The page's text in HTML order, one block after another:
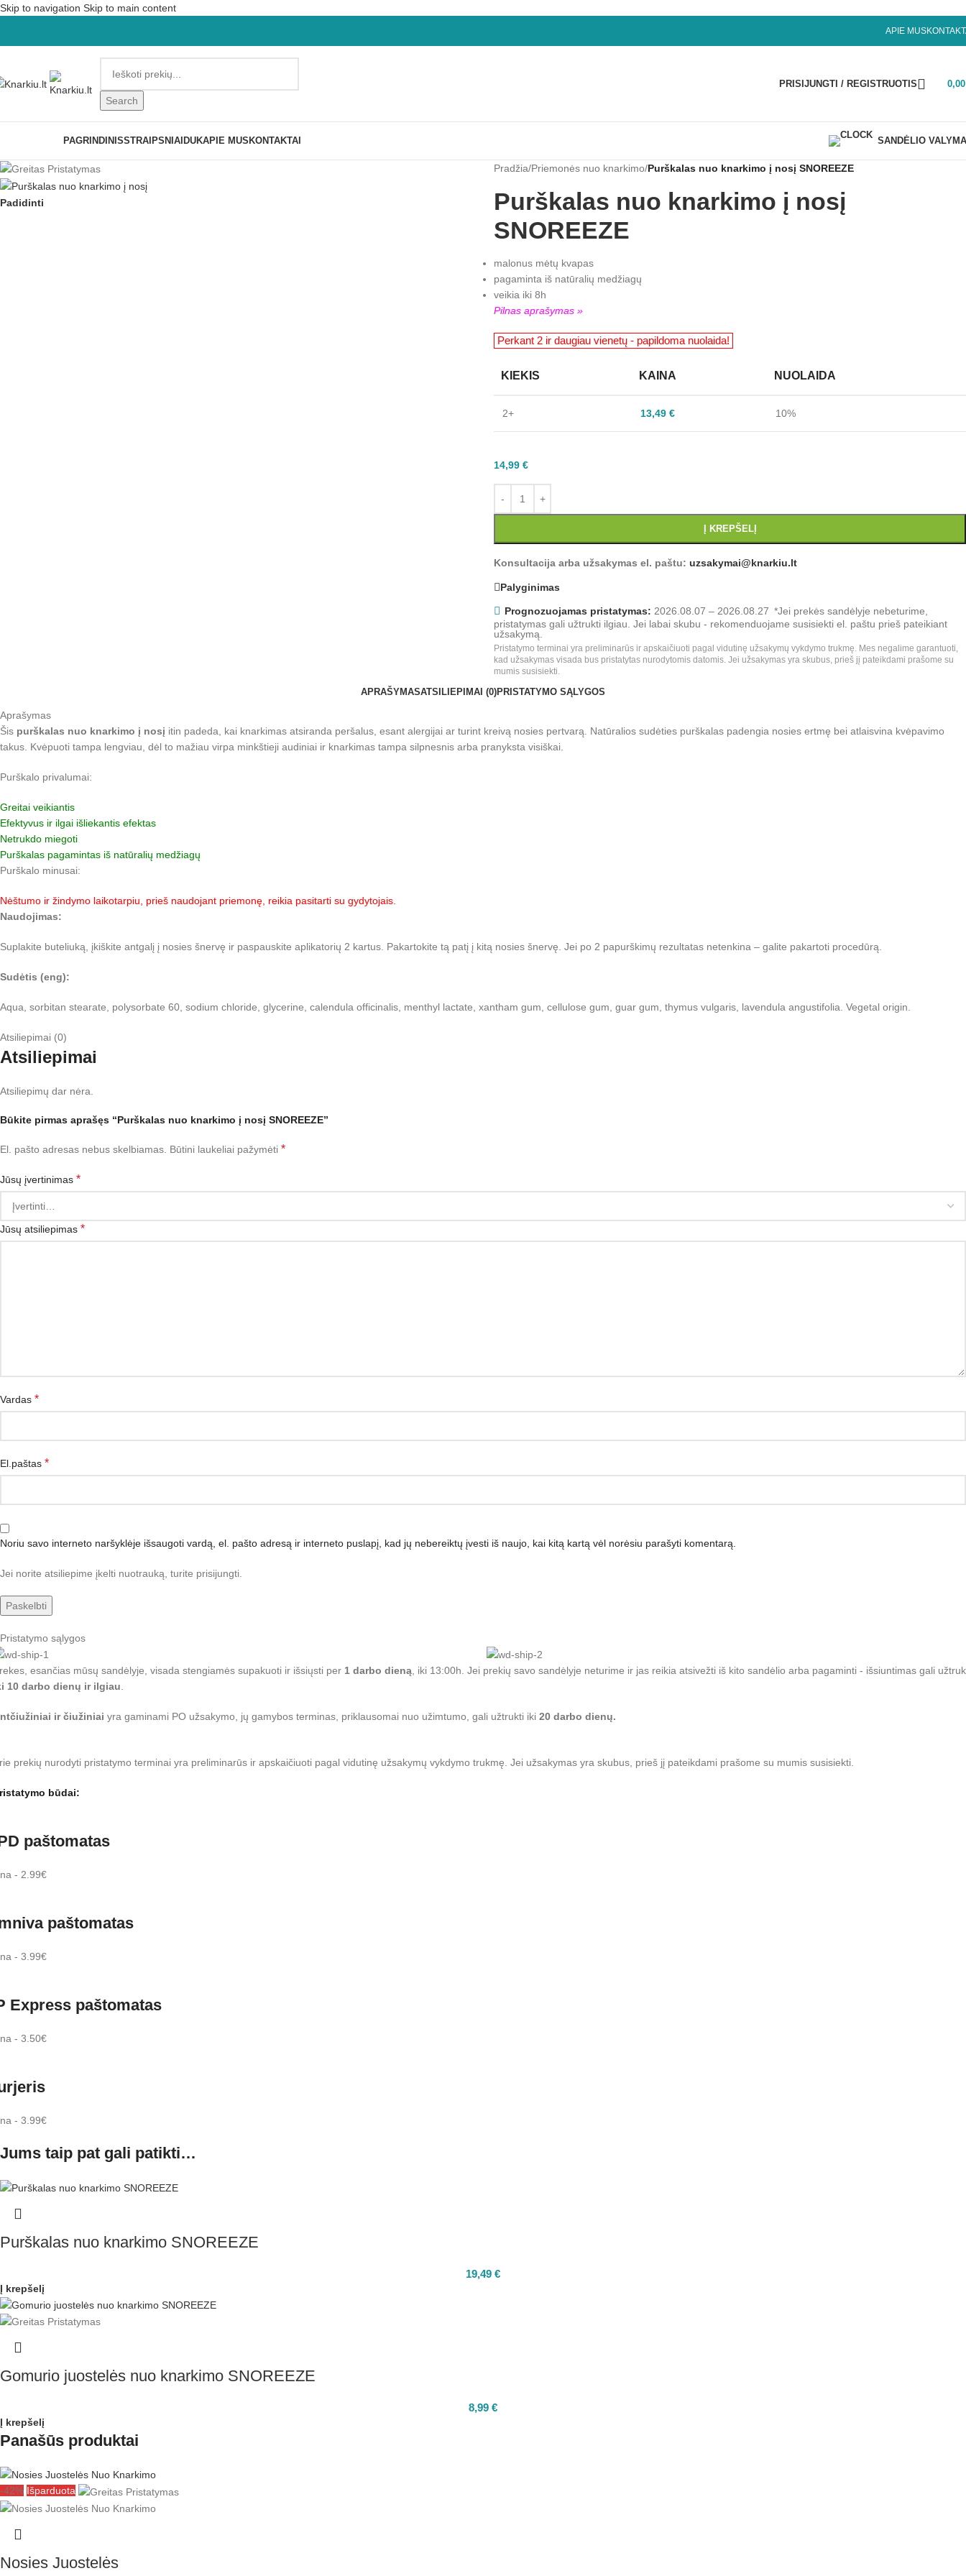
Skip to navigation Skip to main content
APIE MUS
Search
PRISIJUNGTI / REGISTRUOTIS
PAGRINDINISSTRAIPSNIAI DUKAPIE MUS KONTAKTAI SANDĖLIO
Padidinti
Pradžia/Priemonės nuo knarkimo/Purškalas nuo knarkimo į nosį SNOREEZE
Purškalas nuo knarkimo į nosį
SNOREEZE
malonus mėtų kvapas
pagaminta iš natūralių medžiagų
veikia iki 8h
Pilnas aprašymas »
KIEKIS KAINA NUOLAIDA
2+ 13,49 € 10%
14,99 €
Į KREPŠELĮ
Konsultacija arba užsakymas el. paštu: uzsakymai@knarkiu.lt
Palyginimas
Prognozuojamas pristatymas: 2026.08.07 – 2026.08.27 *Jei prekės sandėlyje nebeturime,
pristatymas gali užtrukti ilgiau. Jei labai skubu - rekomenduojame susisiekti el. paštu prieš pateikiant
užsakymą.
Pristatymo terminai yra preliminarūs ir apskaičiuoti pagal vidutinę užsakymų vykdymo trukmę. Mes negalime garantuoti,
kad užsakymas visada bus pristatytas nurodytomis datomis. Jei užsakymas yra skubus, prieš jį pateikdami prašome su
mumis susisiekti.
APRAŠYMASATSILIEPIMAI (0)PRISTATYMO SĄLYGOS
Aprašymas
Šis purškalas nuo knarkimo į nosį itin padeda, kai knarkimas atsiranda peršalus, esant alergijai ar turint kreivą nosies pertvarą. Natūralios sudėties purškalas padengia nosies ertmę bei atlaisvina kvėpavimo
takus. Kvėpuoti tampa lengviau, dėl to mažiau virpa minkštieji audiniai ir knarkimas tampa silpnesnis arba pranyksta visiškai.
Purškalo privalumai:
Greitai veikiantis
Efektyvus ir ilgai išliekantis efektas
Netrukdo miegoti
Purškalas pagamintas iš natūralių medžiagų
Purškalo minusai:
Nėštumo ir žindymo laikotarpiu, prieš naudojant priemonę, reikia pasitarti su gydytojais.
Naudojimas:
Suplakite buteliuką, įkiškite antgalį į nosies šnervę ir paspauskite aplikatorių 2 kartus. Pakartokite tą patį į kitą nosies šnervę. Jei po 2 papurškimų rezultatas netenkina – galite pakartoti procedūrą.
Sudėtis (eng):
Aqua, sorbitan stearate, polysorbate 60, sodium chloride, glycerine, calendula officinalis, menthyl lactate, xantham gum, cellulose gum, guar gum, thymus vulgaris, lavendula angustifolia. Vegetal origin.
Atsiliepimai (0)
Atsiliepimai
Atsiliepimų dar nėra.
Būkite pirmas aprašęs “Purškalas nuo knarkimo į nosį SNOREEZE”
El. pašto adresas nebus skelbiamas. Būtini laukeliai pažymėti *
Jūsų įvertinimas *
Jūsų atsiliepimas *
Vardas *
El.paštas *
Noriu savo interneto naršyklėje išsaugoti vardą, el. pašto adresą ir interneto puslapį, kad jų nebereiktų įvesti iš naujo, kai kitą kartą vėl norėsiu parašyti komentarą.
Jei norite atsiliepime įkelti nuotrauką, turite prisijungti.
Pristatymo sąlygos
esančias mūsų sandėlyje, visada stengiamės supakuoti ir išsiųsti per 1 darbo dieną, iki 13:00h. Jei prekių savo sandėlyje neturime ir jas reikia atsivežti iš kito sandėlio arba pagaminti - išsiuntimas gali
10 darbo dienų ir ilgiau.
ir čiužiniai yra gaminami PO užsakymo, jų gamybos terminas, priklausomai nuo užimtumo, gali užtrukti iki 20 darbo dienų.
prekių nurodyti pristatymo terminai yra preliminarūs ir apskaičiuoti pagal vidutinę užsakymų vykdymo trukmę. Jei užsakymas yra skubus, prieš jį pateikdami prašome su mumis susisiekti.
būdai:
paštomatas
- 2.99€
paštomatas
- 3.99€
Express paštomatas
- 3.50€
- 3.99€
Jums taip pat gali patikti…
Purškalas nuo knarkimo SNOREEZE
19,49 €
Į krepšelį
Gomurio juostelės nuo knarkimo SNOREEZE
8,99 €
Į krepšelį
Panašūs produktai
-42% Išparduota
Nosies Juostelės